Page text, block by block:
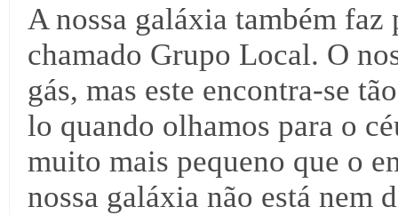
A nossa galáxia também
chamado Grupo Local. O
gás, mas este encontra-se
lo quando olhamos para o
muito mais pequeno que o
nossa galáxia não está nem